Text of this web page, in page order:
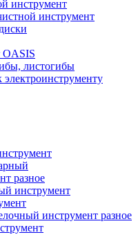
инструмент
инструмент
OASIS
листогибы
разное
инструмент
инструмент разное